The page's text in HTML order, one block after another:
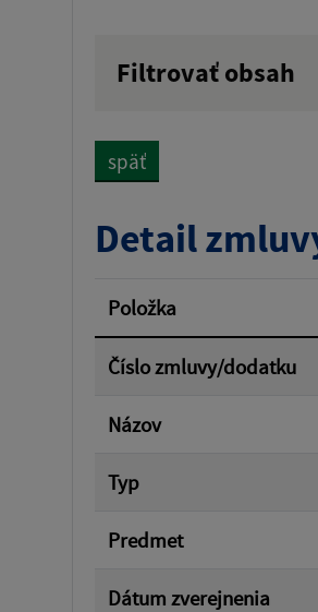
Filtrovať obsah
Suma od:
späť
Detail
Položka
Číslo zmluvy/dodatku
Názov
Typ
Predmet
Dátum zverejnenia